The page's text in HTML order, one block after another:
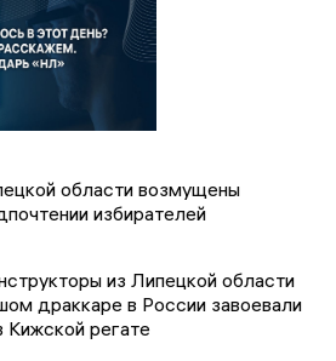
области возмущены
избирателей
из Липецкой области
драккаре в России завоевали
Кижской регате